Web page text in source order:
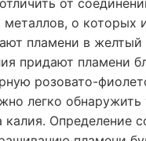
от
о которых
пламени в желтый
придают пламени
розовато-
легко обнаружить
калия. Определение